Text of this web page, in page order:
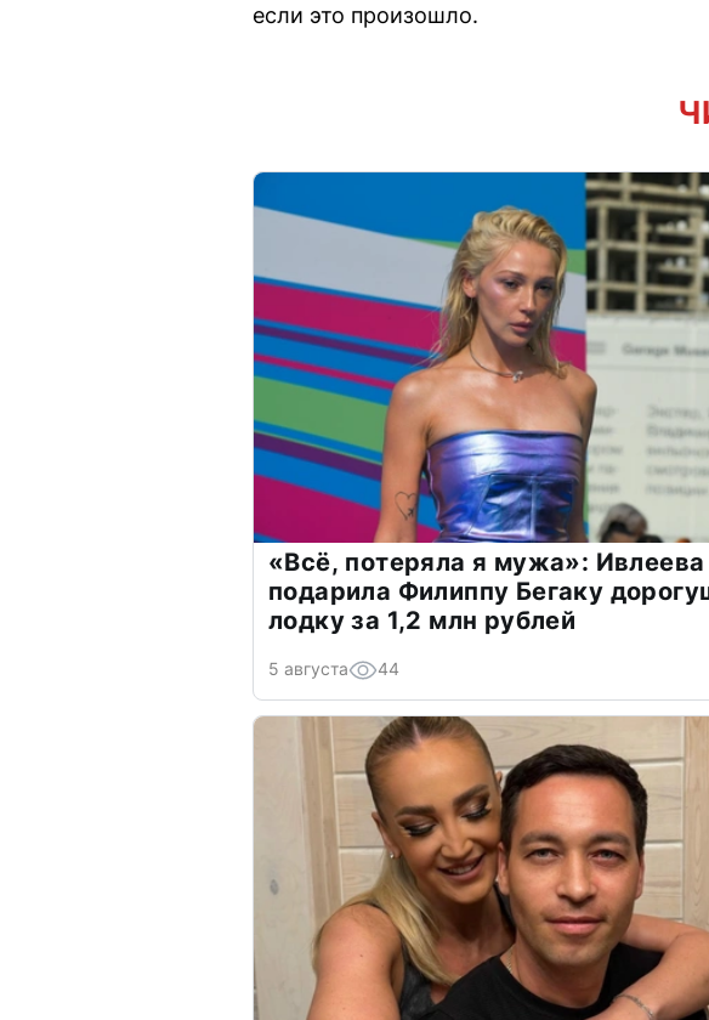
если это произошло.
«Всё, потеряла я мужа»: Ивлеева
подарила Филиппу Бегаку
лодку за 1,2 млн рублей
5 августа 44